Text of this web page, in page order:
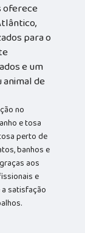
oferece
para o
e um
animal de
no
e tosa
perto de
banhos e
aos
e
satisfação